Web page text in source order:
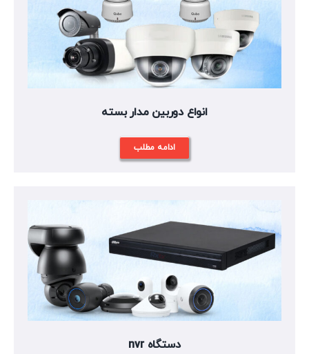
انواع دوربین مدار بسته
ادامه مطلب
دستگاه nvr